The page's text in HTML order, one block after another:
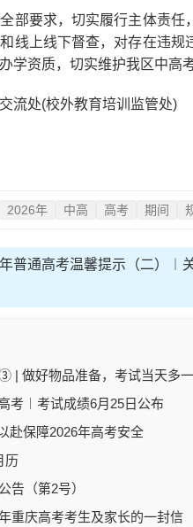
要求，切实履行主体责任
线上线下督查，对存在违
学资质，切实维护我区中高
处(校外教育培训监管处)
2026年 中高 高考 期间
普通高考温馨提示（二）︱
| 做好物品准备，考试当天多一
考︱考试成绩6月25日公布
赴保障2026年高考安全
历
告（第2号）
重庆高考考生及家长的一封信